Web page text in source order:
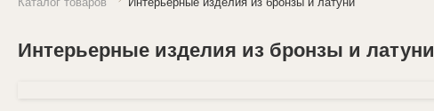
Интерьерные изделия из бронзы и латуни